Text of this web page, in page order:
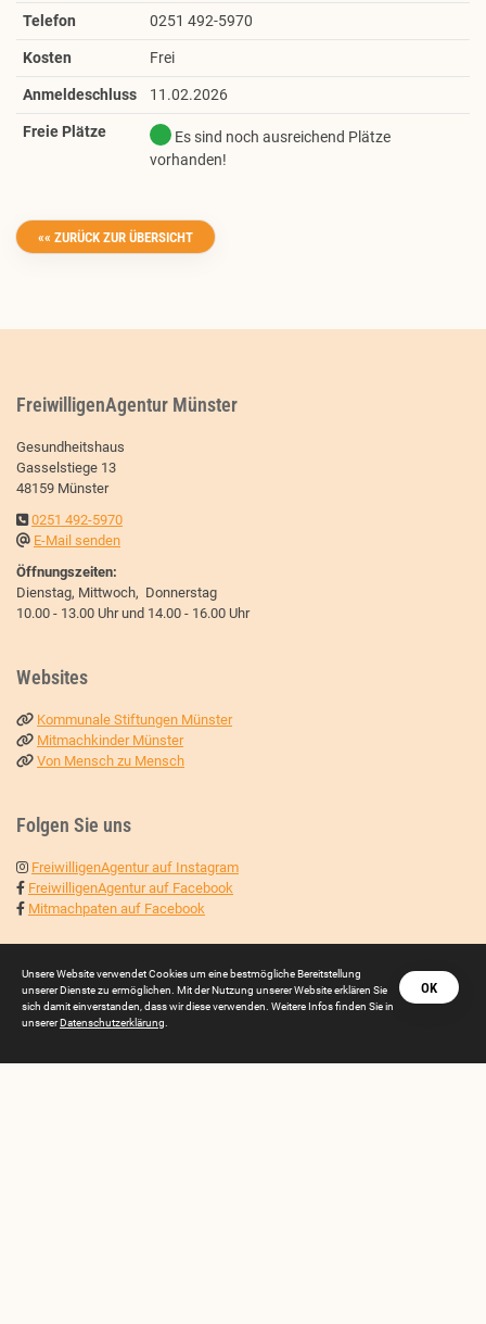
Telefon
0251 492-5970
Kosten
Frei
Anmeldeschluss
11.02.2026
Freie Plätze
Es sind noch ausreichend Plätze
vorhanden!
«« ZURÜCK ZUR ÜBERSICHT
FreiwilligenAgentur Münster
Gesundheitshaus
Gasselstiege 13
48159 Münster
0251 492-5970
E-Mail senden
Öffnungszeiten:
Dienstag, Mittwoch, Donnerstag
10.00 - 13.00 Uhr und 14.00 - 16.00 Uhr
Websites
Kommunale Stiftungen Münster
Mitmachkinder Münster
Von Mensch zu Mensch
Folgen Sie uns
FreiwilligenAgentur auf Instagram
FreiwilligenAgentur auf Facebook
Mitmachpaten auf Facebook
Mitglied der
OK
Unsere Website verwendet Cookies um eine bestmögliche Bereitstellung
unserer Dienste zu ermöglichen. Mit der Nutzung unserer Website erklären Sie
sich damit einverstanden, dass wir diese verwenden. Weitere Infos finden Sie in
unsererDatenschutzerklärung